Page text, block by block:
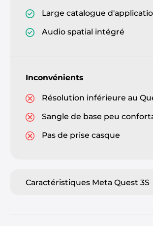
Large catalogue
Audio spatial intégré
Inconvénients
Résolution inférieure au
Sangle de base peu
Pas de prise casque
Caractéristiques Meta Quest 3S